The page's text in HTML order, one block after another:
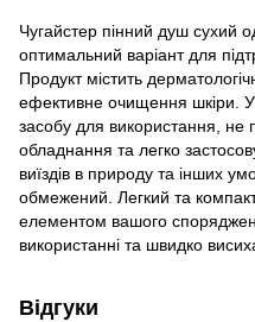
Чугайстер пінний душ сухий
оптимальний варіант для
Продукт містить
ефективне очищення шкіри.
засобу для використання, не
обладнання та легко
виїздів в природу та інших
обмежений. Легкий та
елементом вашого
використанні та швидко
Відгуки